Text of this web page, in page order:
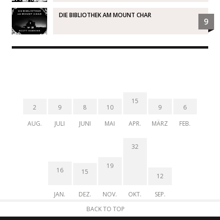
DIE BIBLIOTHEK AM MOUNT CHAR
9
2
AUG.
9
JULI
8
JUNI
10
MAI
15
APR.
9
MÄRZ
6
FEB.
16
JAN.
15
DEZ.
19
NOV.
32
OKT.
12
SEP.
BACK TO TOP